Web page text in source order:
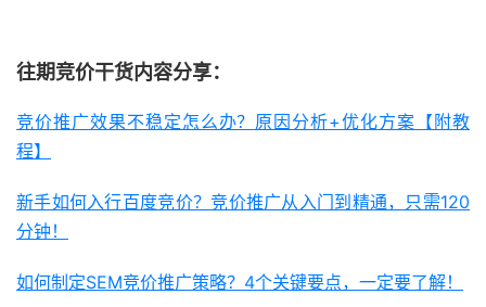
往期竞价干货内容分享：
竞价推广效果不稳定怎么办？原因分析+优化方案【附教
程】
新手如何入行百度竞价？竞价推广从入门到精通，只需120
分钟！
如何制定SEM竞价推广策略？4个关键要点，一定要了解！